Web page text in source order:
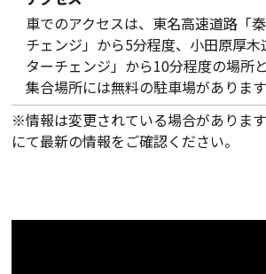
車でのアクセスは、東名高速道路「
チェンジ」から5分程度、小田原厚
ターチェンジ」から10分程度の場所と
集合場所には無料の駐車場があります
※情報は変更されている場合がありま
にて最新の情報をご確認ください。